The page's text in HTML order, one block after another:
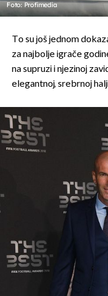
Foto: Profimedia
To su još jednom
za najbolje igrače
na supruzi i njezinoj
elegantnoj, srebrnoj